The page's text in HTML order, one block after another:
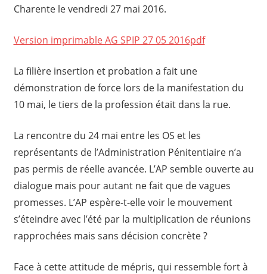
Charente le vendredi 27 mai 2016.
Version imprimable AG SPIP 27 05 2016pdf
La filière insertion et probation a fait une
démonstration de force lors de la manifestation du
10 mai, le tiers de la profession était dans la rue.
La rencontre du 24 mai entre les OS et les
représentants de l’Administration Pénitentiaire n’a
pas permis de réelle avancée. L’AP semble ouverte au
dialogue mais pour autant ne fait que de vagues
promesses. L’AP espère-t-elle voir le mouvement
s’éteindre avec l’été par la multiplication de réunions
rapprochées mais sans décision concrète ?
Face à cette attitude de mépris, qui ressemble fort à